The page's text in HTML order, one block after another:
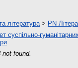
література> PN
суспільно-
not found.